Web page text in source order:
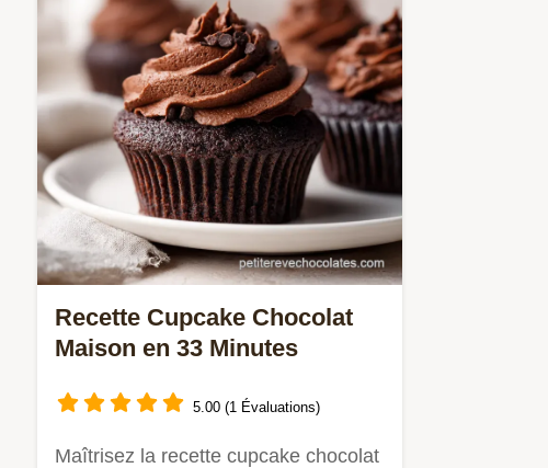
Recette Cupcake Chocolat
Maison en 33 Minutes
5.00 (1 Évaluations)
Maîtrisez la recette cupcake chocolat